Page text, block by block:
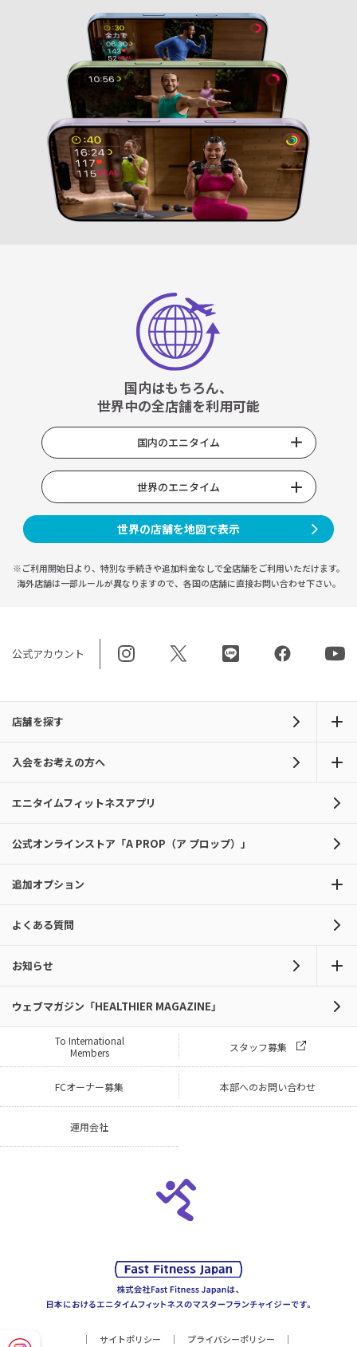
国内はもちろん、
世界中の全店舗を利用可能
国内のエニタイム
世界のエニタイム
世界の店舗を地図で表示
※ご利用開始日より、特別な手続きや追加料金なしで全店舗をご利用いただけます。
海外店舗は一部ルールが異なりますので、 各国の店舗に直接お問い合わせ下さい。
公式アカウント
店舗を探す
入会をお考えの方へ
エニタイムフィットネスアプリ
公式オンラインストア「A PROP（ア プロップ）」
追加オプション
よくある質問
お知らせ
ウェブマガジン「HEALTHIER MAGAZINE」
To International
Members
スタッフ募集
FCオーナー募集 本部へのお問い合わせ
運用会社
サイトポリシー プライバシーポリシー